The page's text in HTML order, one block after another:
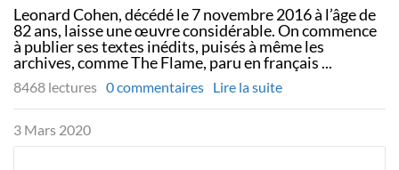
Leonard Cohen, décédé le 7 novembre 2016 à l’âge de
82 ans, laisse une œuvre considérable. On commence
à publier ses textes inédits, puisés à même les
archives, comme The Flame, paru en français ...
8468 lectures 0 commentaires Lire la suite
3 Mars 2020